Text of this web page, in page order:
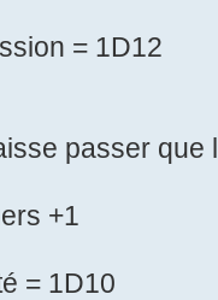
= 1D12
passer
+1
= 1D10